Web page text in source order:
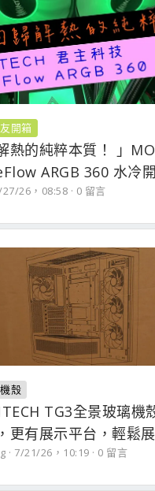
開箱
熱的純粹本質！ 」
ARGB 360 水冷
27/26，08:58 0 留言
機殼
TG3全景玻璃機
更有展示平台，輕鬆
7/21/26，10:19 0 留言